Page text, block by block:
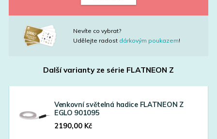
Nevíte co vybrat?
Udělejte radost dárkovým poukazem!
Další varianty ze série FLATNEON Z
Venkovní světelná hadice FLATNEON Z
EGLO 901095
2190,00 Kč